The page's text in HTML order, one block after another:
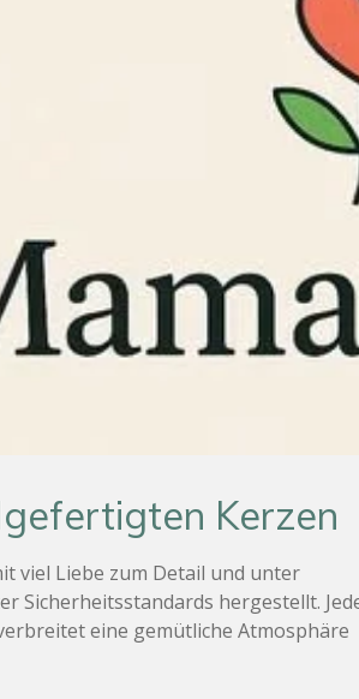
Kerzen
viel Liebe zum Detail und unter
Sicherheitsstandards hergestellt.
eine gemütliche Atmosphäre